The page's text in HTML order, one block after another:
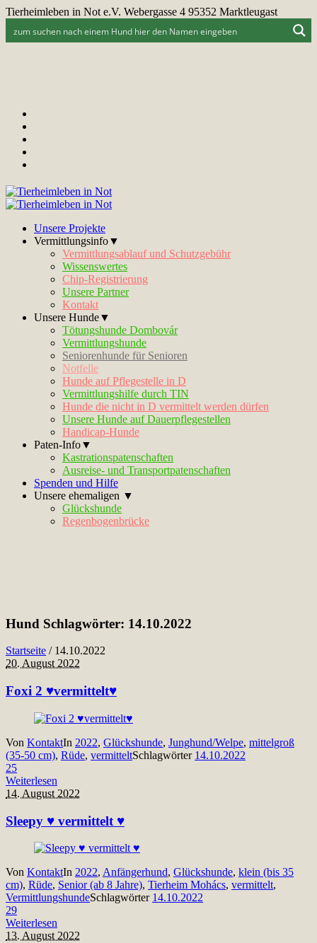
Tierheimleben in Not e.V. Webergasse 4 95352 Marktleugast
Unsere Projekte
Vermittlungsinfo▼
Vermittlungsablauf und Schutzgebühr
Wissenswertes
Chip-Registrierung
Unsere Partner
Kontakt
Unsere Hunde▼
Tötungshunde Dombovár
Vermittlungshunde
Seniorenhunde für Senioren
Notfelle
Hunde auf Pflegestelle in D
Vermittlungshilfe durch TIN
Hunde die nicht in D vermittelt werden dürfen
Unsere Hunde auf Dauerpflegestellen
Handicap-Hunde
Paten-Info▼
Kastrationspatenschaften
Ausreise- und Transportpatenschaften
Spenden und Hilfe
Unsere ehemaligen ▼
Glückshunde
Regenbogenbrücke
Hund Schlagwörter: 14.10.2022
Startseite / 14.10.2022
20. August 2022
Foxi 2 ♥vermittelt♥
Von KontaktIn 2022, Glückshunde, Junghund/Welpe, mittelgroß
(35-50 cm), Rüde, vermitteltSchlagwörter 14.10.2022
25
Weiterlesen
14. August 2022
Sleepy ♥ vermittelt ♥
Von KontaktIn 2022, Anfängerhund, Glückshunde, klein (bis 35
cm), Rüde, Senior (ab 8 Jahre), Tierheim Mohács, vermittelt,
VermittlungshundeSchlagwörter 14.10.2022
29
Weiterlesen
13. August 2022